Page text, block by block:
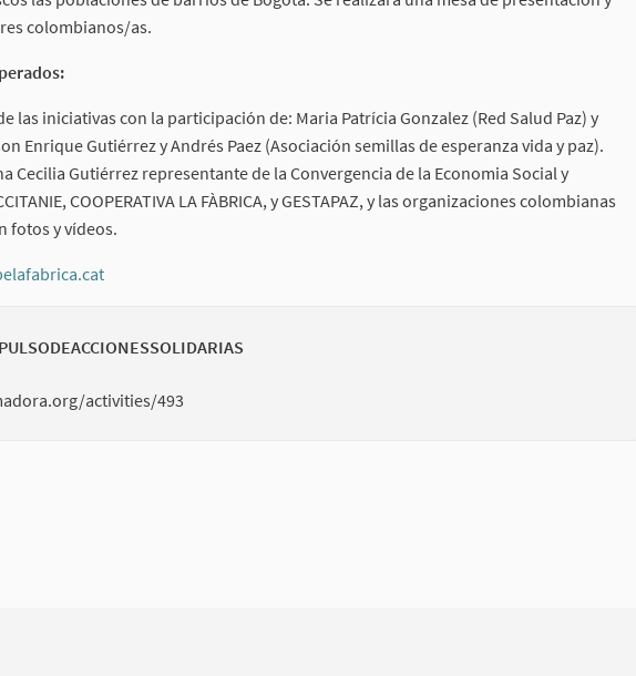
colombianos/as.
las iniciativas con la participación de: Maria Patrícia Gonzalez (Red Salud Paz) y
Enrique Gutiérrez y Andrés Paez (Asociación semillas de esperanza vida y paz).
Cecilia Gutiérrez representante de la Convergencia de la Economia Social y
COOPERATIVA LA FÀBRICA, y GESTAPAZ, y las organizaciones colombianas
fotos y vídeos.
activities/493